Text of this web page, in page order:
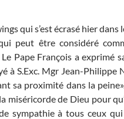
qui s’est écrasé hier
peut être considéré
Le Pape François a
à S.Exc. Mgr Jean-Philippe
sa proximité dans la
miséricorde de Dieu pour
sympathie à tous ceux